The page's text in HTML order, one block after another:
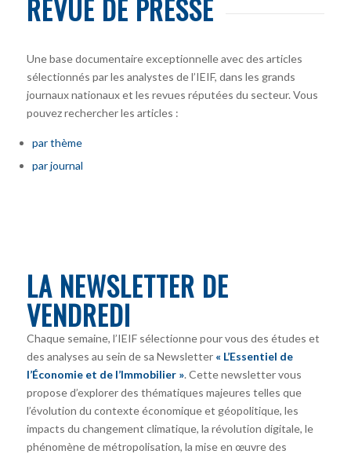
REVUE DE PRESSE
Une base documentaire exceptionnelle avec des articles
sélectionnés par les analystes de l’IEIF, dans les grands
journaux nationaux et les revues réputées du secteur. Vous
pouvez rechercher les articles :
par thème
par journal
LA NEWSLETTER DE
VENDREDI
Chaque semaine, l’IEIF sélectionne pour vous des études et
des analyses au sein de sa Newsletter « L’Essentiel de
l’Économie et de l’Immobilier ». Cette newsletter vous
propose d’explorer des thématiques majeures telles que
l’évolution du contexte économique et géopolitique, les
impacts du changement climatique, la révolution digitale, le
phénomène de métropolisation, la mise en œuvre des